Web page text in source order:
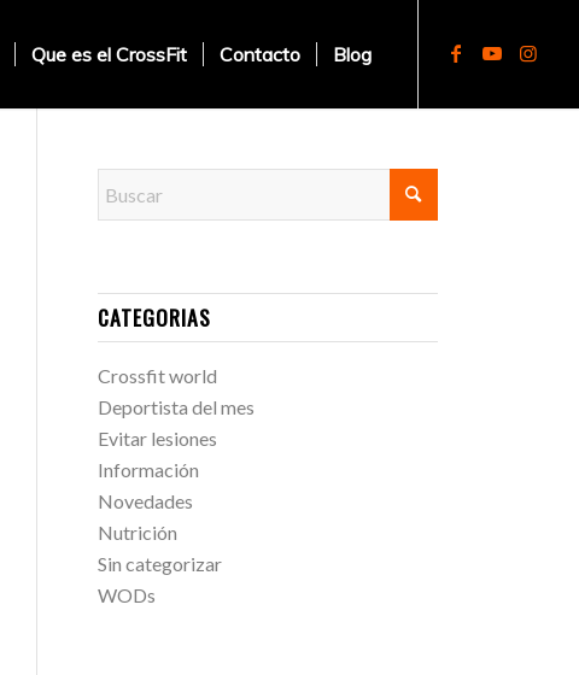
Que es el CrossFit Contacto Blog
CATEGORIAS
Crossfit world
Deportista del mes
Evitar lesiones
Información
Novedades
Nutrición
Sin categorizar
WODs